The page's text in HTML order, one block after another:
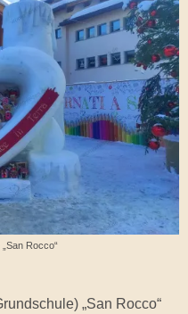
Rocco“
„San Rocco“